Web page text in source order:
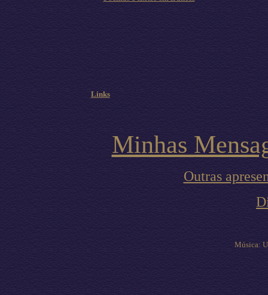
Links
Minhas
Outras
Música: